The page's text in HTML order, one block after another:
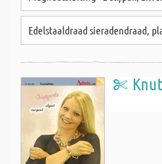
Edelstaaldraad sieradendraad,